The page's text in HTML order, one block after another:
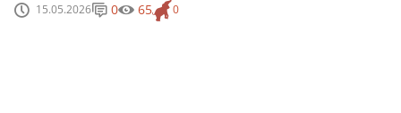
15.05.2026 0
0 65